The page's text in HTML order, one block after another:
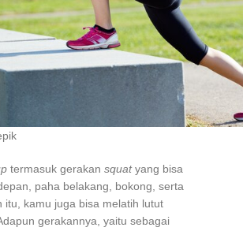
termasuk gerakan squatyang bisa
paha belakang, bokong, serta
itu, kamu juga bisa melatih lutut
gerakannya, yaitu sebagai